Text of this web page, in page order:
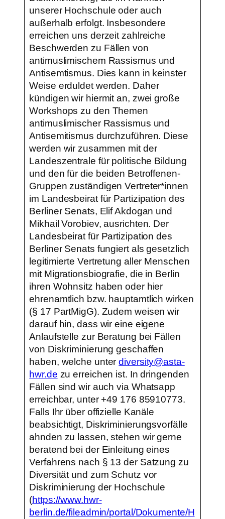
unserer Hochschule oder auch
außerhalb erfolgt. Insbesondere
erreichen uns derzeit zahlreiche
Beschwerden zu Fällen von
antimuslimischem Rassismus und
Antisemtismus. Dies kann in keinster
Weise erduldet werden. Daher
kündigen wir hiermit an, zwei große
Workshops zu den Themen
antimuslimischer Rassismus und
Antisemitismus durchzuführen. Diese
werden wir zusammen mit der
Landeszentrale für politische Bildung
und den für die beiden Betroffenen-
Gruppen zuständigen Vertreter*innen
im Landesbeirat für Partizipation des
Berliner Senats, Elif Akdogan und
Mikhail Vorobiev, ausrichten. Der
Landesbeirat für Partizipation des
Berliner Senats fungiert als gesetzlich
legitimierte Vertretung aller Menschen
mit Migrationsbiografie, die in Berlin
ihren Wohnsitz haben oder hier
ehrenamtlich bzw. hauptamtlich wirken
(§ 17 PartMigG). Zudem weisen wir
darauf hin, dass wir eine eigene
Anlaufstelle zur Beratung bei Fällen
von Diskriminierung geschaffen
haben, welche unterdiversity@asta-
hwr.de zu erreichen ist. In dringenden
Fällen sind wir auch via Whatsapp
erreichbar, unter +49 176 85910773.
Falls Ihr über offizielle Kanäle
beabsichtigt, Diskriminierungsvorfälle
ahnden zu lassen, stehen wir gerne
beratend bei der Einleitung eines
Verfahrens nach § 13 der Satzung zu
Diversität und zum Schutz vor
Diskriminierung der Hochschule
(https://www.hwr-
berlin.de/fileadmin/portal/Dokumente/H